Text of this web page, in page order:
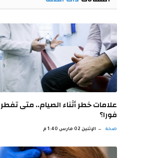
علامات خطر أثناء الصيام.. متى تفطر
فورا؟
صحة الإثنين 02 مارس 1:40 م